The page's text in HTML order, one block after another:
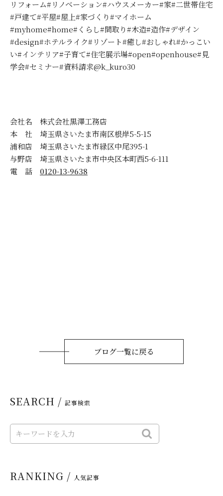
リフォーム#リノベーション#ハウスメーカー#家#二世帯住宅
#戸建て#平屋#屋上#家づくり#マイホーム
#myhome#home#くらし#間取り#木造#造作#デザイン
#design#ホテルライク#リゾート#癒し#おしゃれ#かっこい
い#インテリア#子育て#住宅展示場#open#openhouse#見
学会#セミナー#資料請求@k_kuro30
会社名 株式会社黒澤工務店
本 社 埼玉県さいたま市南区根岸5-5-15
浦和店 埼玉県さいたま市緑区中尾395-1
与野店 埼玉県さいたま市中央区本町西5-6-111
電 話 0120-13-9638
ブログ一覧に戻る
SEARCH / 記事検索
RANKING / 人気記事